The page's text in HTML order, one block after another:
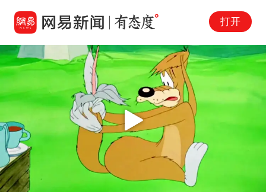
打开
00:00
Play